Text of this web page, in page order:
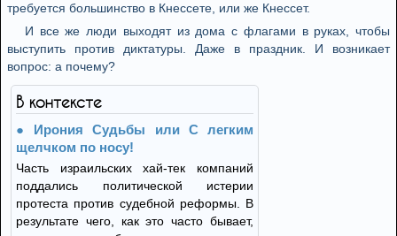
требуется большинство в Кнессете, или же Кнессет.
И все же люди выходят из дома с флагами в руках, чтобы
выступить против диктатуры. Даже в праздник. И возникает
вопрос: а почему?
В контексте
Ирония Судьбы или С легким
щелчком по носу!
Часть израильских хай-тек компаний
поддались политической истерии
протеста против судебной реформы. В
результате чего, как это часто бывает,